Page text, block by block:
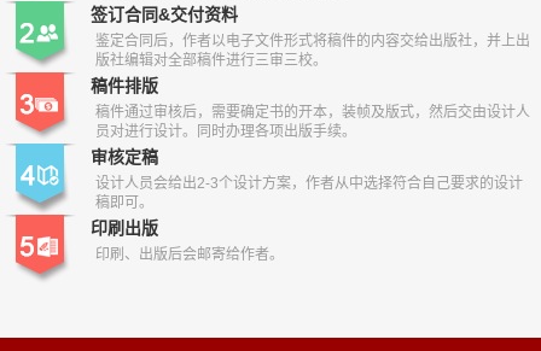
签订合同&交付资料
鉴定合同后，作者以电子文件形式将稿件的内容交给出版社，并上出
版社编辑对全部稿件进行三审三校。
稿件排版
稿件通过审核后，需要确定书的开本，装帧及版式，然后交由设计人
员对进行设计。同时办理各项出版手续。
审核定稿
设计人员会给出2-3个设计方案，作者从中选择符合自己要求的设计
稿即可。
印刷出版
印刷、出版后会邮寄给作者。